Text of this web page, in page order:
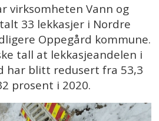
virksomheten Vann og
33 lekkasjer i Nordre
Oppegård kommune.
tall at lekkasjeandelen i
har blitt redusert fra 53,3
prosent i 2020.